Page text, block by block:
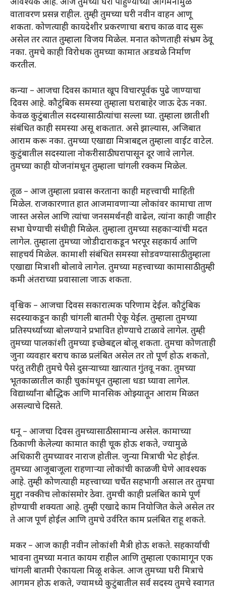
आवश्यक आहे. आज तुमच्या घरी पाहुण्यांच्या आगमनामुळे
वातावरण प्रसन्न राहील. तुम्ही तुमच्या घरी नवीन वाहन आणू
शकता. कोणत्याही कायदेशीर प्रकरणाचा बराच काळ वाद सुरू
असेल तर त्यात तुम्हाला विजय मिळेल. मनात कोणताही संभ्रम ठेवू
नका. तुमचे काही विरोधक तुमच्या कामात अडथळे निर्माण
करतील.
कन्या – आजचा दिवस कामात खूप विचारपूर्वक पुढे जाण्याचा
दिवस आहे. कौटुंबिक समस्या तुम्हाला घराबाहेर जाऊ देऊ नका.
केवळ कुटुंबातील सदस्यासाठी त्यांचा सल्ला घ्या. तुम्हाला छातीशी
संबंधित काही समस्या असू शकतात. असे झाल्यास, अजिबात
आराम करू नका. तुमच्या एखाद्या मित्राबद्दल तुम्हाला वाईट वाटेल.
कुटुंबातील सदस्याला नोकरीसाठी घरापासून दूर जावे लागेल.
तुमच्या काही योजनांमधून तुम्हाला चांगली रक्कम मिळेल.
तूळ – आज तुम्हाला प्रवास करताना काही महत्त्वाची माहिती
मिळेल. राजकारणात हात आजमावणाऱ्या लोकांवर कामाचा ताण
जास्त असेल आणि त्यांचा जनसमर्थनही वाढेल, त्यांना काही जाहीर
सभा घेण्याची संधीही मिळेल. तुम्हाला तुमच्या सहकाऱ्यांची मदत
लागेल. तुम्हाला तुमच्या जोडीदाराकडून भरपूर सहकार्य आणि
साहचर्य मिळेल. कामाशी संबंधित समस्या सोडवण्यासाठी तुम्हाला
एखाद्या मित्राशी बोलावे लागेल. तुमच्या महत्त्वाच्या कामासाठी तुम्ही
कमी अंतराच्या प्रवासाला जाऊ शकता.
वृश्चिक – आजचा दिवस सकारात्मक परिणाम देईल. कौटुंबिक
सदस्याकडून काही चांगली बातमी ऐकू येईल. तुम्हाला तुमच्या
प्रतिस्पर्ध्याच्या बोलण्याने प्रभावित होण्याचे टाळावे लागेल. तुम्ही
तुमच्या पालकांशी तुमच्या इच्छेबद्दल बोलू शकता. तुमचा कोणताही
जुना व्यवहार बराच काळ प्रलंबित असेल तर तो पूर्ण होऊ शकतो,
परंतु तरीही तुमचे पैसे दुसऱ्याच्या खात्यात गुंतवू नका. तुमच्या
भूतकाळातील काही चुकांमधून तुम्हाला धडा घ्यावा लागेल.
विद्यार्थ्यांना बौद्धिक आणि मानसिक ओझ्यातून आराम मिळत
असल्याचे दिसते.
धनू – आजचा दिवस तुमच्यासाठी सामान्य असेल. कामाच्या
ठिकाणी केलेल्या कामात काही चूक होऊ शकते, ज्यामुळे
अधिकारी तुमच्यावर नाराज होतील. जुन्या मित्राची भेट होईल.
तुमच्या आजूबाजूला राहणाऱ्या लोकांची काळजी घेणे आवश्यक
आहे. तुम्ही कोणत्याही महत्त्वाच्या चर्चेत सहभागी असाल तर तुमचा
मुद्दा नक्कीच लोकांसमोर ठेवा. तुमची काही प्रलंबित कामे पूर्ण
होण्याची शक्यता आहे. तुम्ही एखादे काम नियोजित केले असेल तर
ते आज पूर्ण होईल आणि तुमचे उर्वरित काम प्रलंबित राहू शकते.
मकर – आज काही नवीन लोकांशी मैत्री होऊ शकते. सहकार्याची
भावना तुमच्या मनात कायम राहील आणि तुम्हाला एकामागून एक
चांगली बातमी ऐकायला मिळू शकेल. आज तुमच्या घरी मित्राचे
आगमन होऊ शकते, ज्यामध्ये कुटुंबातील सर्व सदस्य तुमचे स्वागत